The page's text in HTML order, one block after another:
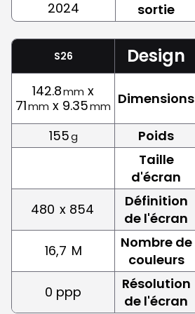
2024
sortie
S26 Design
142.8mm x
71mm x 9.35mm Dimensions
155g Poids
Taille
d'écran
480 x 854
Définition
de l'écran
16,7 M
Nombre de
couleurs
0 ppp
Résolution
de l'écran